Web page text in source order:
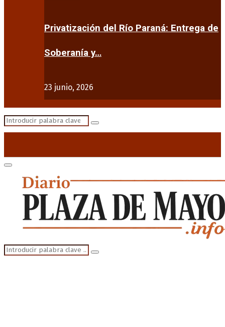
Privatización del Río Paraná: Entrega de
Soberanía y…
23 junio, 2026
Search
Search
Primary
Menu
Search
for:
Search